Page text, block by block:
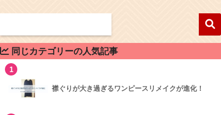
同じカテゴリーの人気記事
1
襟ぐりが大き過ぎるワンピースリメイクが進化！